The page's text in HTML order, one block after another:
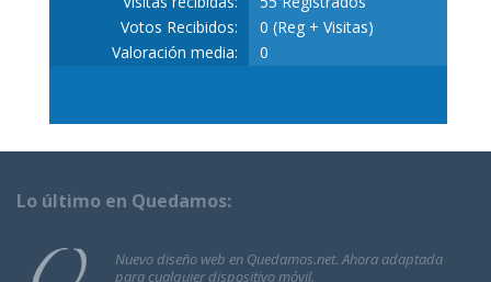
Votos Recibidos:
0 (Reg + Visitas)
Valoración media:
0
Lo último en Quedamos:
Nuevo diseño web en Quedamos.net. Ahora adaptada
para cualquier dispositivo móvil.